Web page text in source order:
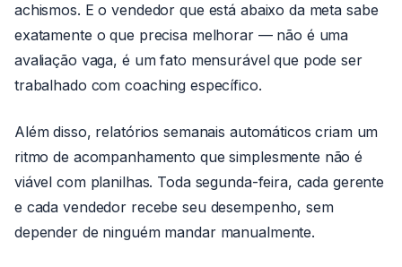
achismos. E o vendedor que está abaixo da meta sabe
exatamente o que precisa melhorar — não é uma
avaliação vaga, é um fato mensurável que pode ser
trabalhado com coaching específico.
Além disso, relatórios semanais automáticos criam um
ritmo de acompanhamento que simplesmente não é
viável com planilhas. Toda segunda-feira, cada gerente
e cada vendedor recebe seu desempenho, sem
depender de ninguém mandar manualmente.